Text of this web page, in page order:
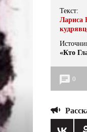
Текст:
Лариса
«Кто
0